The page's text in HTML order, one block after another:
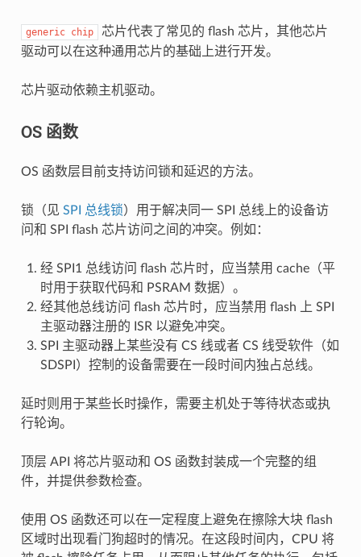
generic chip
芯片代表了常见的 flash 芯片，其他芯片
驱动可以在这种通用芯片的基础上进行开发。
芯片驱动依赖主机驱动。
OS 函数
OS 函数层目前支持访问锁和延迟的方法。
锁（见 SPI 总线锁）用于解决同一 SPI 总线上的设备访
问和 SPI flash 芯片访问之间的冲突。例如：
经 SPI1 总线访问 flash 芯片时，应当禁用 cache（平
时用于获取代码和 PSRAM 数据）。
经其他总线访问 flash 芯片时，应当禁用 flash 上 SPI
主驱动器注册的 ISR 以避免冲突。
SPI 主驱动器上某些没有 CS 线或者 CS 线受软件（如
SDSPI）控制的设备需要在一段时间内独占总线。
延时则用于某些长时操作，需要主机处于等待状态或执
行轮询。
顶层 API 将芯片驱动和 OS 函数封装成一个完整的组
件，并提供参数检查。
使用 OS 函数还可以在一定程度上避免在擦除大块 flash
区域时出现看门狗超时的情况。在这段时间内，CPU 将